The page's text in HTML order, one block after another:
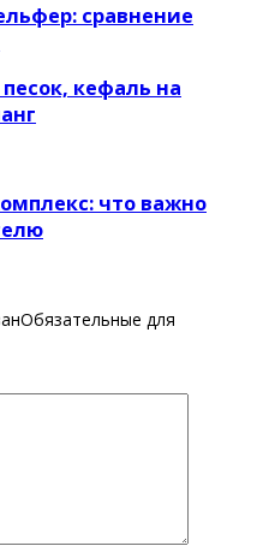
сравнение
кефаль на
что важно
для